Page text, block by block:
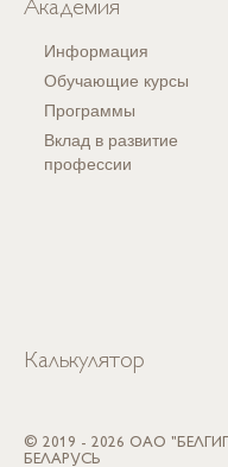
Академия
Информация
Обучающие курсы
Программы
Вклад в развитие
профессии
Калькулятор
© 2019 - 2026 ОАО
БЕЛАРУСЬ